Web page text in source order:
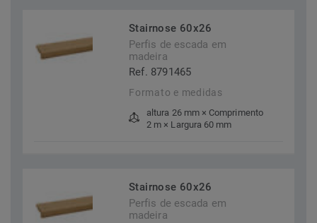
Stairnose 60x26
Perfis de escada em
madeira
Ref. 8791465
Formato e medidas
altura 26 mm × Comprimento
2 m × Largura 60 mm
Stairnose 60x26
Perfis de escada em
madeira